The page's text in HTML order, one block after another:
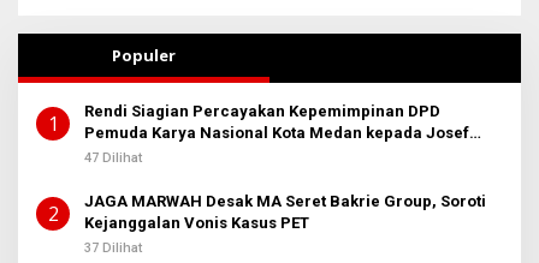
Populer
1
Rendi Siagian Percayakan Kepemimpinan DPD
Pemuda Karya Nasional Kota Medan kepada Josef
Sembiring
47 Dilihat
2
JAGA MARWAH Desak MA Seret Bakrie Group, Soroti
Kejanggalan Vonis Kasus PET
37 Dilihat